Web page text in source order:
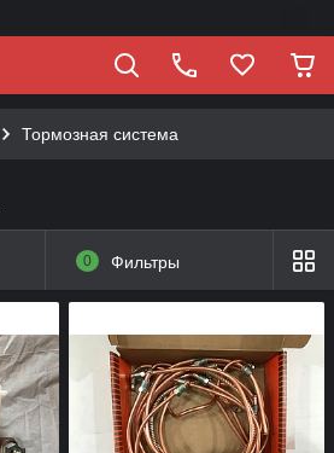
Тормозная система
0 Фильтры